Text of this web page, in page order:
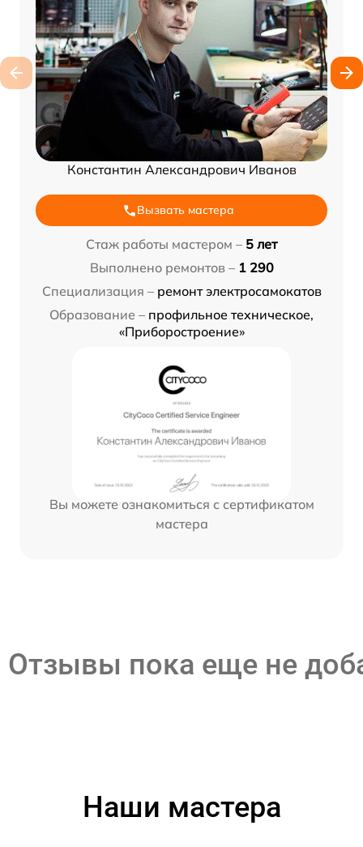
Константин Александрович Иванов
Вызвать мастера
Стаж работы мастером – 5 лет
Выполнено ремонтов – 1 290
Специализация – ремонт электросамокатов
Образование – профильное техническое,
«Приборостроение»
Вы можете ознакомиться с сертификатом
мастера
Отзывы пока еще не
Наши мастера